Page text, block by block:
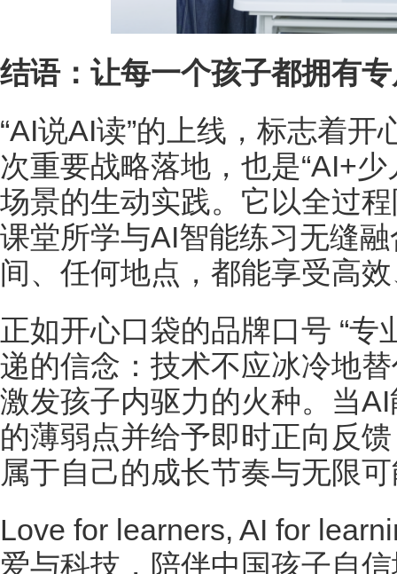
结语：让每一个孩子都拥有
“AI说AI读”的上线，标志着
次重要战略落地，也是“AI+
场景的生动实践。它以全过
课堂所学与AI智能练习无缝
间、任何地点，都能享受高
正如开心口袋的品牌口号 “专
递的信念：技术不应冰冷地
激发孩子内驱力的火种。当
的薄弱点并给予即时正向反
属于自己的成长节奏与无限
Love for learners, AI for
爱与科技，陪伴中国孩子自